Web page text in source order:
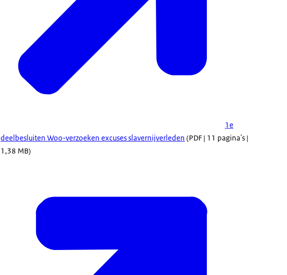
1e
deelbesluiten Woo-verzoeken excuses slavernijverleden (PDF | 11 pagina's |
1,38 MB)